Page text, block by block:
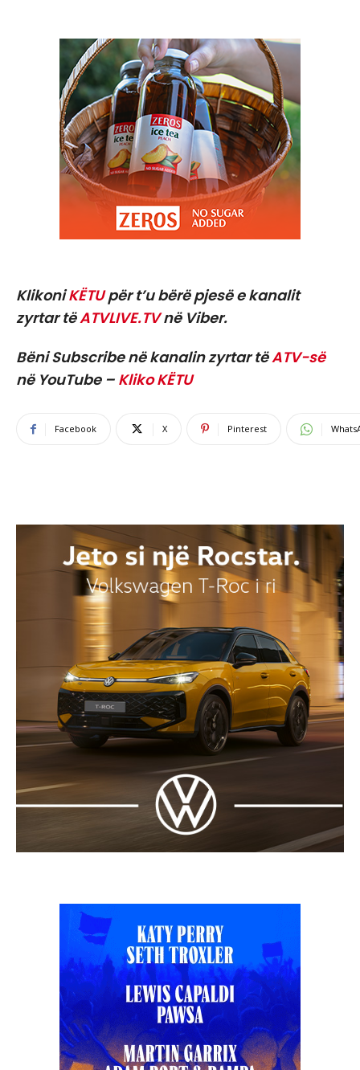
KlikoniKËTUpër t’u bërë pjesë e kanalit
zyrtar tëATVLIVE.TVnë Viber.
Bëni Subscribe në kanalin zyrtar tëATV-së
në YouTube – Kliko KËTU
Facebook X Pinterest